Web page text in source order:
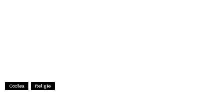
Codlea Religie